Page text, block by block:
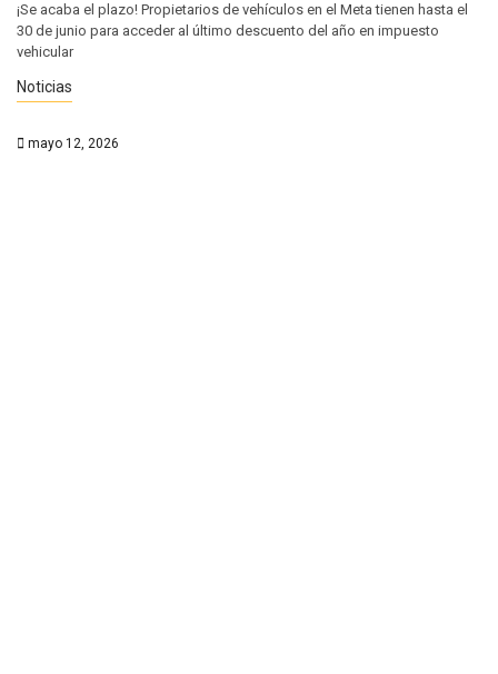
¡Se acaba el plazo! Propietarios de vehículos en el Meta tienen hasta el
30 de junio para acceder al último descuento del año en impuesto
vehicular
Noticias
mayo 12, 2026